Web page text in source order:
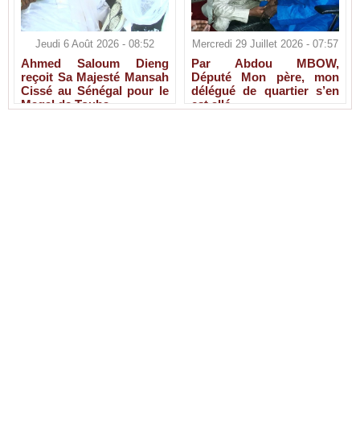
Jeudi 6 Août 2026 - 08:52
Ahmed Saloum Dieng
reçoit Sa Majesté Mansah
Cissé au Sénégal pour le
Magal de Touba.
Mercredi 29 Juillet 2026 - 07:57
Par Abdou MBOW,
Député Mon père, mon
délégué de quartier s’en
est allé.